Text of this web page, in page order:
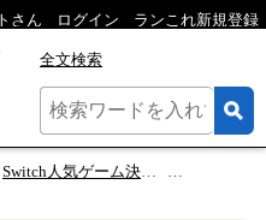
さん ログイン ランこれ新規登録
全文検索
Switch人気ゲーム決定戦！あなたの推しを投票しよう！人気作品ランキング